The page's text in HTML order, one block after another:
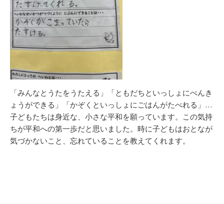
「みんなとうたをうたえる」「ともだちといっしょにべんき
ょうができる」「かぞくといっしょにごはんがたべれる」…
子どもたちは身近な、小さな平和を願っています。この気持
ちが平和への第一歩だと思いました。時に子どもはおとなが
気づかないこと、忘れていることを教えてくれます。